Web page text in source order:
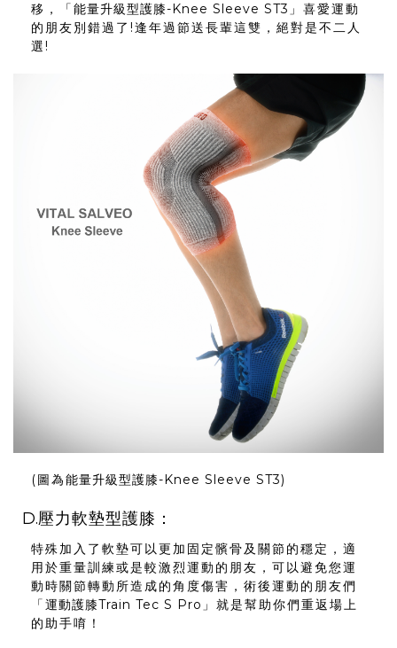
移，「 能量升級型護膝-Knee Sleeve ST3 」喜愛運動
的朋友別錯過了!逢年過節送長輩這雙，絕對是不二人
選!
(圖為能量升級型護膝-Knee Sleeve ST3)
D.壓力軟墊型護膝 ：
特殊加入了軟墊可以更加固定髕骨及關節的穩定，適
用於重量訓練或是較激烈運動的朋友，可以避免您運
動時關節轉動所造成的角度傷害，術後運動的朋友們
「 運動護膝Train Tec S Pro 」就是幫助你們重返場上
的助手唷！